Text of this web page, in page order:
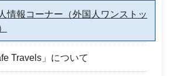
情報コーナー（外国人ワンストッ
Travels」について